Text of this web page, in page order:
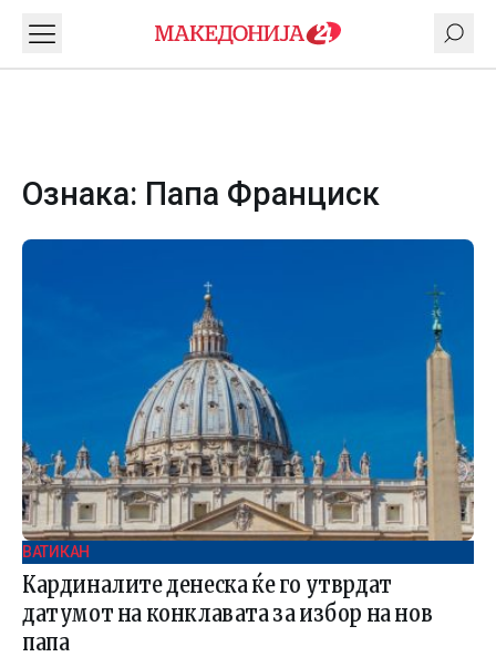
Ознака: Папа Франциск
ВАТИКАН
Кардиналите денеска ќе го утврдат
датумот на конклавата за избор на нов
папа